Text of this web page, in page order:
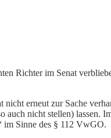
Richter im Senat
erneut zur Sache
nicht stellen)
im Sinne des § 112 VwGO.